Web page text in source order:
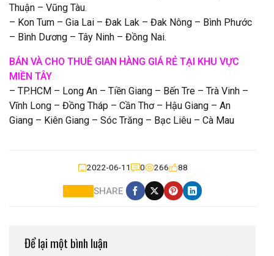
Thuận – Vũng Tàu.
– Kon Tum – Gia Lai – Đak Lak – Đak Nông – Bình Phước
– Bình Dương – Tây Ninh – Đồng Nai.
BÁN VÀ CHO THUÊ GIAN HÀNG GIÁ RẺ TẠI KHU VỰC
MIỀN TÂY
– TP.HCM – Long An – Tiền Giang – Bến Tre – Trà Vinh –
Vĩnh Long – Đồng Tháp – Cần Thơ – Hậu Giang – An
Giang – Kiên Giang – Sóc Trăng – Bạc Liêu – Cà Mau
2022-06-11 0 266 88
SHARE
Để lại một bình luận